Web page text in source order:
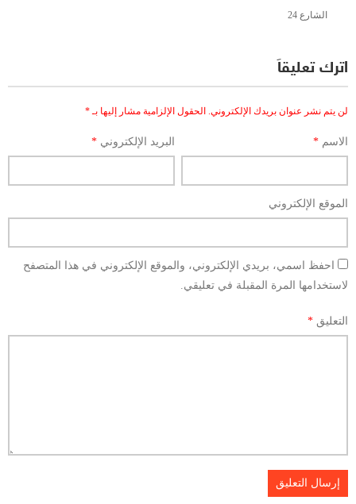
الشارع 24
اترك تعليقاً
لن يتم نشر عنوان بريدك الإلكتروني. الحقول الإلزامية مشار إليها بـ*
الاسم * البريد الإلكتروني*
الموقع الإلكتروني
احفظ اسمي، بريدي الإلكتروني، والموقع الإلكتروني في هذا المتصفح
لاستخدامها المرة المقبلة في تعليقي.
التعليق *